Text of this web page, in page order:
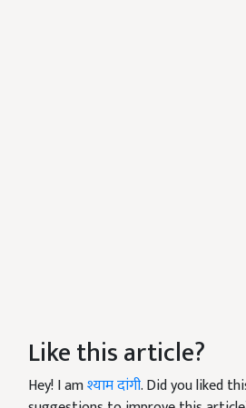
Like this article?
Hey! I amश्याम दांगी. Did you liked